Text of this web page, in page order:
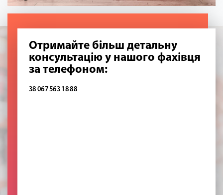
Отримайте більш детальну
консультацію у нашого фахівця
за телефоном:
38 067 563 18 88